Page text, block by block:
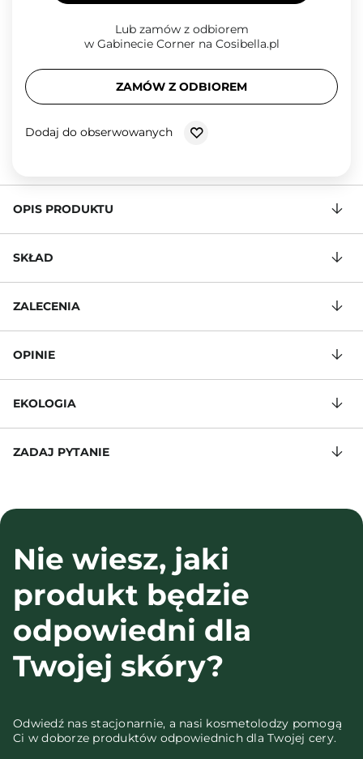
Lub zamów z odbiorem
w Gabinecie Corner na Cosibella.pl
ZAMÓW Z ODBIOREM
Dodaj do obserwowanych
OPIS PRODUKTU
SKŁAD
ZALECENIA
OPINIE
EKOLOGIA
ZADAJ PYTANIE
Nie wiesz, jaki
produkt będzie
odpowiedni dla
Twojej skóry?
Odwiedź nas stacjonarnie, a nasi kosmetolodzy pomogą
Ci w doborze produktów odpowiednich dla Twojej cery.